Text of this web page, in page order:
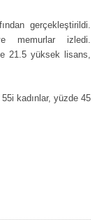
gerçekleştirildi.
memurlar izledi.
21.5 yüksek lisans,
kadınlar, yüzde 45